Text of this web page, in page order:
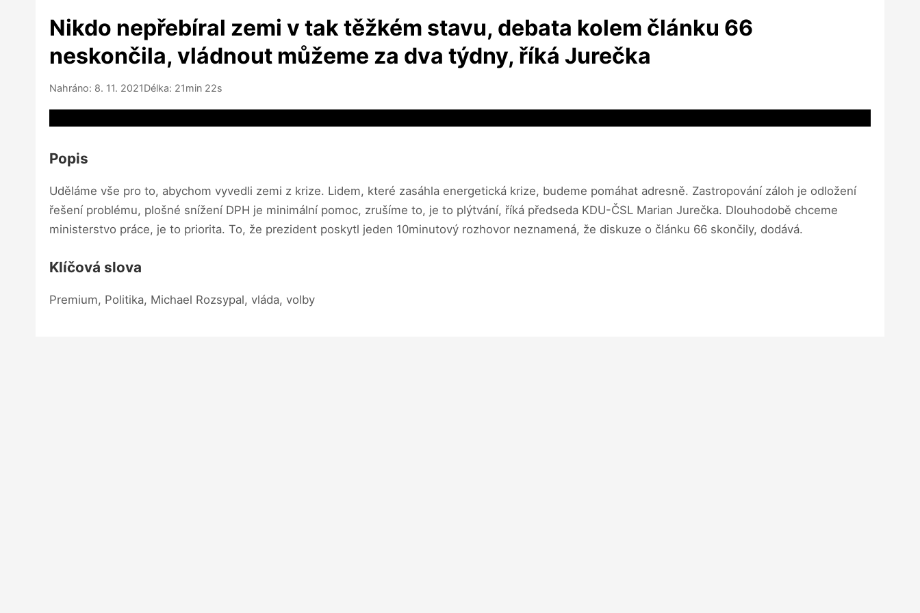
Nikdo nepřebíral zemi v tak těžkém stavu, debata kolem článku 66
neskončila, vládnout můžeme za dva týdny, říká Jurečka
Nahráno: 8. 11. 2021Délka: 21min 22s
Popis
Uděláme vše pro to, abychom vyvedli zemi z krize. Lidem, které zasáhla energetická krize, budeme pomáhat adresně. Zastropování záloh je odložení
řešení problému, plošné snížení DPH je minimální pomoc, zrušíme to, je to plýtvání, říká předseda KDU-ČSL Marian Jurečka. Dlouhodobě chceme
ministerstvo práce, je to priorita. To, že prezident poskytl jeden 10minutový rozhovor neznamená, že diskuze o článku 66 skončily, dodává.
Klíčová slova
Premium, Politika, Michael Rozsypal, vláda, volby